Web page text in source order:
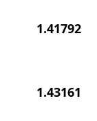
1.41792
1.43161